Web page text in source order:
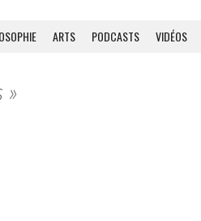
ARTS PODCASTS VIDÉOS